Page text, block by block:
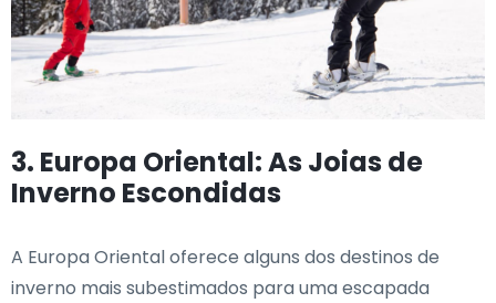
3. Europa Oriental: As Joias de
Inverno Escondidas
A Europa Oriental oferece alguns dos destinos de
inverno mais subestimados para uma escapada